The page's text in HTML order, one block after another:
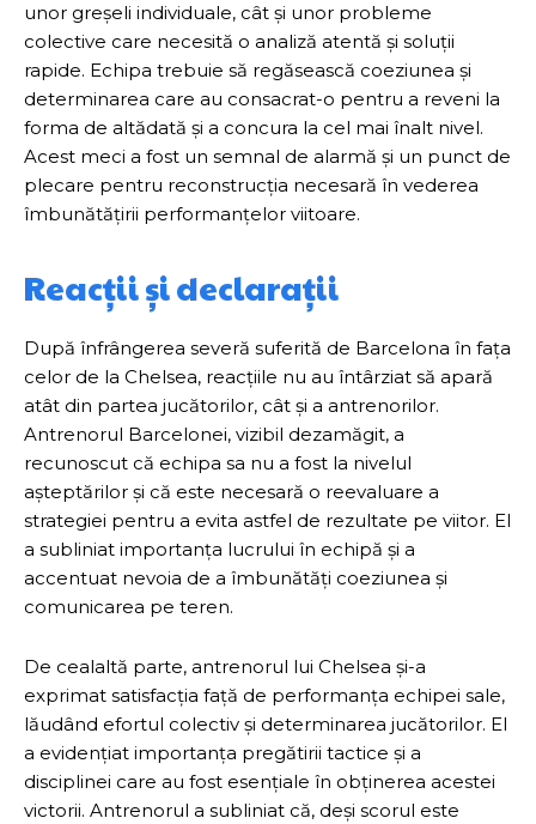
unor greșeli individuale, cât și unor probleme
colective care necesită o analiză atentă și soluții
rapide. Echipa trebuie să regăsească coeziunea și
determinarea care au consacrat-o pentru a reveni la
forma de altădată și a concura la cel mai înalt nivel.
Acest meci a fost un semnal de alarmă și un punct de
plecare pentru reconstrucția necesară în vederea
îmbunătățirii performanțelor viitoare.
Reacții și declarații
După înfrângerea severă suferită de Barcelona în fața
celor de la Chelsea, reacțiile nu au întârziat să apară
atât din partea jucătorilor, cât și a antrenorilor.
Antrenorul Barcelonei, vizibil dezamăgit, a
recunoscut că echipa sa nu a fost la nivelul
așteptărilor și că este necesară o reevaluare a
strategiei pentru a evita astfel de rezultate pe viitor. El
a subliniat importanța lucrului în echipă și a
accentuat nevoia de a îmbunătăți coeziunea și
comunicarea pe teren.
De cealaltă parte, antrenorul lui Chelsea și-a
exprimat satisfacția față de performanța echipei sale,
lăudând efortul colectiv și determinarea jucătorilor. El
a evidențiat importanța pregătirii tactice și a
disciplinei care au fost esențiale în obținerea acestei
victorii. Antrenorul a subliniat că, deși scorul este